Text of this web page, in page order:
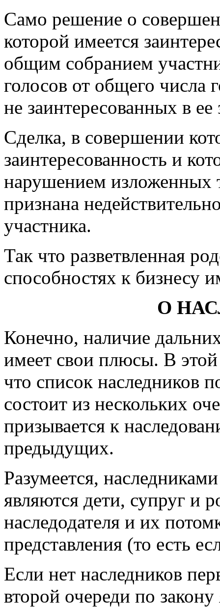
Само решение о
которой имеется
общим собранием
голосов от общего числа
не заинтересованных в
Сделка, в совершении
заинтересованность и
нарушением изложенных
признана
участника.
Так что разветвленная
способностях к бизнесу
О
Конечно, наличие
имеет свои плюсы. В
что список наследников
состоит из нескольких
призывается к
предыдущих.
Разумеется,
являются дети, супруг и
наследодателя и их
представления (то есть
Если нет наследников
второй очереди по